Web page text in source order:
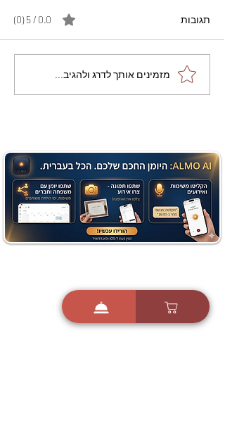
מתכון מנצח עוגת מייפל
שוקולד בחושה וקלה - זיוה
תגובות 0.0 / 5 ‏(0)
מזמינים אותך לדרג ולהגיב...